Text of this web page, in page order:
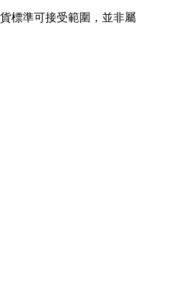
標準可接受範圍，並非屬